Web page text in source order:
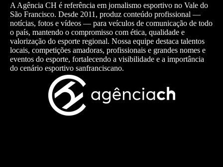
A Agência CH é referência em jornalismo esportivo no Vale do
São Francisco. Desde 2011, produz conteúdo profissional —
notícias, fotos e vídeos — para veículos de comunicação de todo
o país, mantendo o compromisso com ética, qualidade e
valorização do esporte regional. Nossa equipe destaca talentos
locais, competições amadoras, profissionais e grandes nomes e
eventos do esporte, fortalecendo a visibilidade e a importância
do cenário esportivo sanfranciscano.